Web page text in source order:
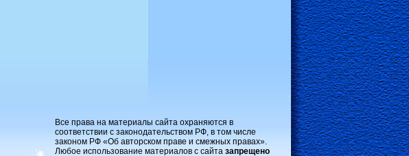
Все права на материалы сайта охраняются в
соответствии с законодательством РФ, в том числе
законом РФ «Об авторском праве и смежных правах».
Любое использование материалов с сайта запрещено